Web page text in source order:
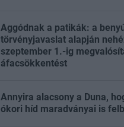
Aggódnak a patikák: a
törvényjavaslat alapján
szeptember 1.-ig
áfacsökkentést
Annyira alacsony a Duna,
ókori híd maradványai is